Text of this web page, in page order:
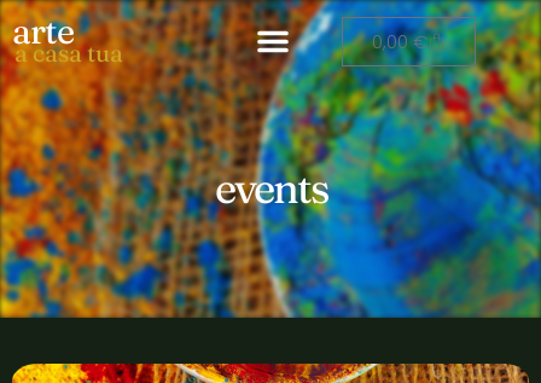
arte
a casa tua 0,00€
events